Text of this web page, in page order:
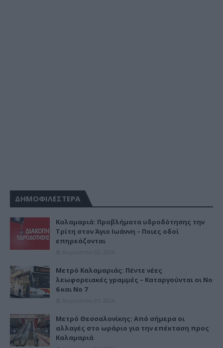
ΔΗΜΟΦΙΛΕΣΤΕΡΑ
Καλαμαριά: Προβλήματα υδροδότησης την
Τρίτη στον Άγιο Ιωάννη – Ποιες οδοί
επηρεάζονται
Μετρό Καλαμαριάς: Πέντε νέες
λεωφορειακές γραμμές – Καταργούνται οι Νο
6 και Νο 7
Μετρό Θεσσαλονίκης: Από σήμερα οι
αλλαγές στο ωράριο για την επέκταση προς
Καλαμαριά